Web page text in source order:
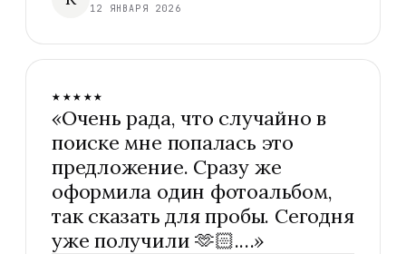
12 ЯНВАРЯ 2026
★★★★★
«Очень рада, что случайно в
поиске мне попалась это
предложение. Сразу же
оформила один фотоальбом,
так сказать для пробы. Сегодня
уже получили 🫶🏻.…»